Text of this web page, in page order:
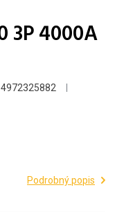
3P 4000A
Podrobný popis